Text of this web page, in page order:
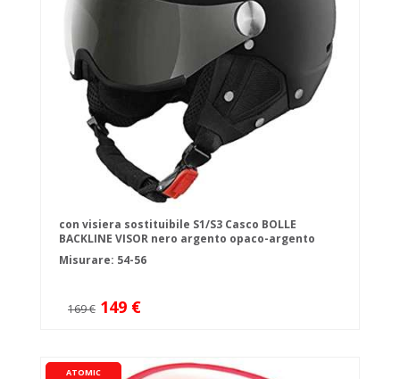
con visiera sostituibile S1/S3 Casco BOLLE
BACKLINE VISOR nero argento opaco-argento
canna di fucile
Misurare: 54-56
169 € 149 €
ATOMIC